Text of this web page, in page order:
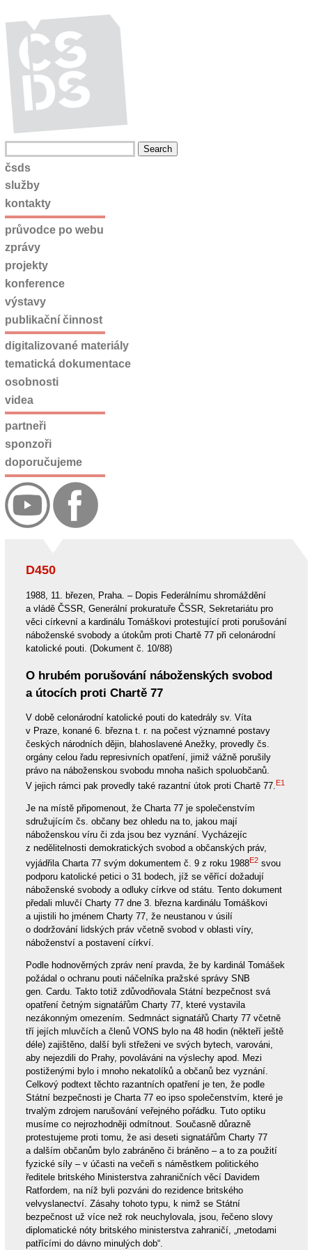
D450
1988, 11. březen, Praha. – Dopis Federálnímu shromáždění
a vládě ČSSR, Generální prokuratuře ČSSR, Sekretariátu pro
věci církevní a kardinálu Tomáškovi protestující proti porušování
náboženské svobody a útokům proti Chartě 77 při celonárodní
katolické pouti. (Dokument č. 10/88)
O hrubém porušování náboženských svobod
a útocích proti Chartě 77
V době celonárodní katolické pouti do katedrály sv. Víta
v Praze, konané 6. března t. r. na počest významné postavy
českých národních dějin, blahoslavené Anežky, provedly čs.
orgány celou řadu represivních opatření, jimiž vážně porušily
právo na náboženskou svobodu mnoha našich spoluobčanů.
V jejich rámci pak provedly také razantní útok proti Chartě 77.E1
Je na místě připomenout, že Charta 77 je společenstvím
sdružujícím čs. občany bez ohledu na to, jakou mají
náboženskou víru či zda jsou bez vyznání. Vycházejíc
z nedělitelnosti demokratických svobod a občanských práv,
vyjádřila Charta 77 svým dokumentem č. 9 z roku 1988E2svou
podporu katolické petici o 31 bodech, jíž se věřící dožadují
náboženské svobody a odluky církve od státu. Tento dokument
předali mluvčí Charty 77 dne 3. března kardinálu Tomáškovi
a ujistili ho jménem Charty 77, že neustanou v úsilí
o dodržování lidských práv včetně svobod v oblasti víry,
náboženství a postavení církví.
Podle hodnověrných zpráv není pravda, že by kardinál Tomášek
požádal o ochranu pouti náčelníka pražské správy SNB
gen. Cardu. Takto totiž zdůvodňovala Státní bezpečnost svá
opatření četným signatářům Charty 77, které vystavila
nezákonným omezením. Sedmnáct signatářů Charty 77 včetně
tří jejích mluvčích a členů VONS bylo na 48 hodin (někteří ještě
déle) zajištěno, další byli střeženi ve svých bytech, varováni,
aby nejezdili do Prahy, povoláváni na výslechy apod. Mezi
postiženými bylo i mnoho nekatolíků a občanů bez vyznání.
Celkový podtext těchto razantních opatření je ten, že podle
Státní bezpečnosti je Charta 77 eo ipso společenstvím, které je
trvalým zdrojem narušování veřejného pořádku. Tuto optiku
musíme co nejrozhodněji odmítnout. Současně důrazně
protestujeme proti tomu, že asi deseti signatářům Charty 77
a dalším občanům bylo zabráněno či bráněno – a to za použití
fyzické síly – v účasti na večeři s náměstkem politického
ředitele britského Ministerstva zahraničních věcí Davidem
Ratfordem, na níž byli pozváni do rezidence britského
velvyslanectví. Zásahy tohoto typu, k nimž se Státní
bezpečnost už více než rok neuchylovala, jsou, řečeno slovy
diplomatické nóty britského ministerstva zahraničí, „metodami
patřícími do dávno minulých dob“.
čsds
služby
kontakty
průvodce po webu
zprávy
projekty
konference
výstavy
publikační činnost
digitalizované materiály
tematická dokumentace
osobnosti
videa
partneři
sponzoři
doporučujeme